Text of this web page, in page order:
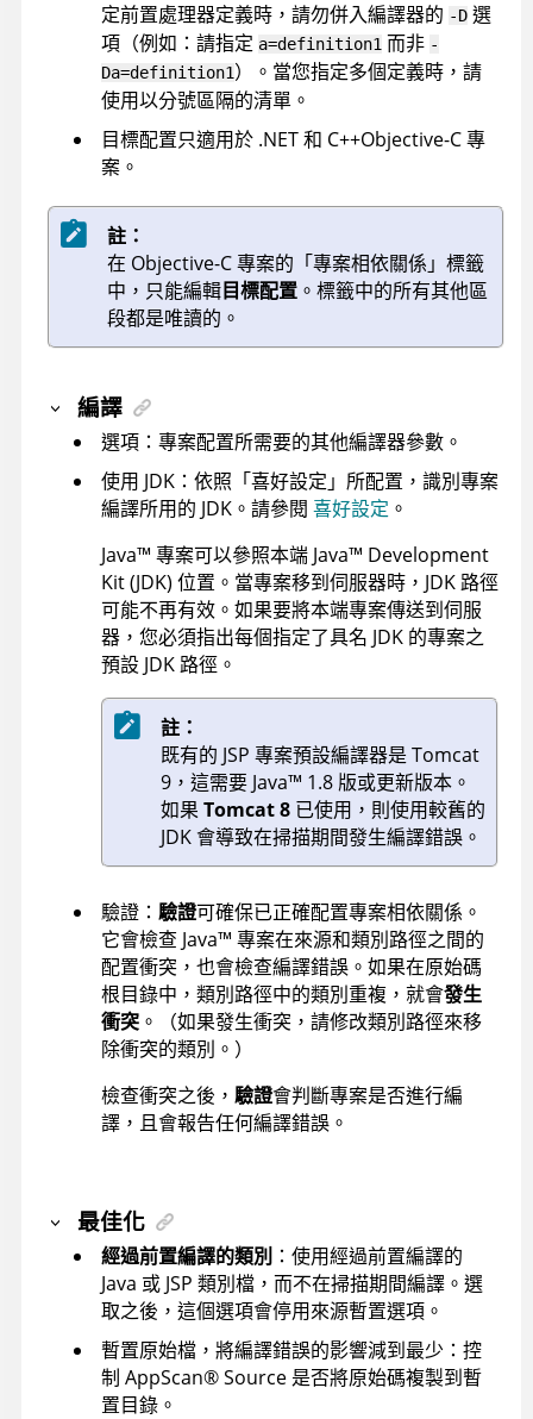
定前置處理器定義時，請勿併入編譯器的 -D 選
項（例如：請指定 a=definition1 而非 -
Da=definition1）。當您指定多個定義時，請
使用以分號區隔的清單。
目標配置只適用於 .NET 和 C++Objective-C專
案。
註：
在 Objective-C 專案的「專案相依關係」標籤
中，只能編輯目標配置 。標籤中的所有其他區
段都是唯讀的。
編譯
選項：專案配置所需要的其他編譯器參數。
使用 JDK：依照「喜好設定」所配置，識別專案
編譯所用的 JDK。請參閱 喜好設定 。
Java™ 專案可以參照本端 Java™ Development
Kit (JDK) 位置。當專案移到伺服器時，JDK 路徑
可能不再有效。如果要將本端專案傳送到伺服
器，您必須指出每個指定了具名 JDK 的專案之
預設 JDK 路徑。
註：
既有的 JSP 專案預設編譯器是 Tomcat
9 ，這需要 Java™ 1.8 版或更新版本。
如果 Tomcat 8 已使用，則使用較舊的
JDK 會導致在掃描期間發生編譯錯誤。
驗證： 驗證可確保已正確配置專案相依關係。
它會檢查 Java™ 專案在來源和類別路徑之間的
配置衝突，也會檢查編譯錯誤。如果在原始碼
根目錄中，類別路徑中的類別重複，就會發生
衝突 。（如果發生衝突，請修改類別路徑來移
除衝突的類別。）
檢查衝突之後， 驗證會判斷專案是否進行編
譯，且會報告任何編譯錯誤。
最佳化
經過前置編譯的類別 ：使用經過前置編譯的
Java 或 JSP 類別檔，而不在掃描期間編譯。選
取之後，這個選項會停用來源暫置選項。
暫置原始檔，將編譯錯誤的影響減到最少：控
制 AppScan®Source 是否將原始碼複製到暫
置目錄。